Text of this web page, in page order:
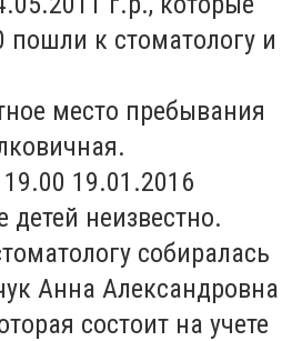
пошли к стоматологу и
место пребывания
19.01.2016
неизвестно.
собиралась
Анна Александровна
состоит на учете